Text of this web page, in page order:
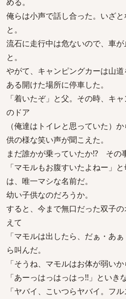
俺らは小声で話し合った。いざと
と。
流石に走行中は危ないので、車が
と。
やがて、キャンピングカーは山
ある開けた場所に停車した。
「着いたぞ」と父。その時、キ
のドア
（俺達はトイレと思っていた）
供の様な笑い声が聞こえた。
まだ誰かが乗っていたか!? その
「マモルもお腹すいたよねー」
は、唯一マシな名前だ。
幼い子供なのだろうか。
すると、今まで無口だった双子
えて
「マモルは出したら、だぁ・あ
ら叫んだ。
「そうね、マモルはお体が弱いか
「あーっはっはっはっ!!」といき
「ヤバイ、こいつらヤバイ。フ